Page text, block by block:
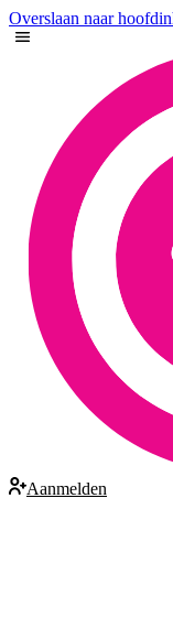
Overslaan naar
Aanmelden